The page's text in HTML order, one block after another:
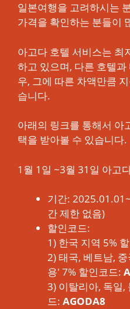
일본여행을 고려하시는
가격을 확인하는 분들이
아고다 호텔 서비스는 최
하고 있으며, 다른 호텔
우, 그에 따른 차액만큼
습니다.
아래의 링크를 통해서 아
택을 받아볼 수 있습니다.
1월 1일 ~3월 31일 아고
기간:
간 제한 없음)
할인코드:
1) 한국 지역 5%
2) 태국, 베트남,
용' 7% 할인코드:
3) 이탈리아, 독일,
드: AGODA8